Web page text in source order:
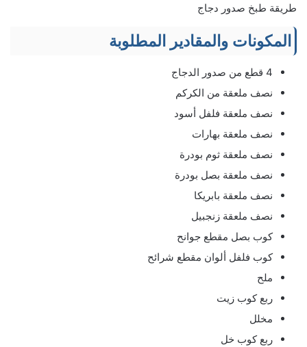
طريقة طبخ صدور دجاج
المكونات والمقادير المطلوبة
4 قطع من صدور الدجاج
نصف ملعقة من الكركم
نصف ملعقة فلفل أسود
نصف ملعقة بهارات
نصف ملعقة ثوم بودرة
نصف ملعقة بصل بودرة
نصف ملعقة بابريكا
نصف ملعقة زنجبيل
كوب بصل مقطع جوانح
كوب فلفل ألوان مقطع شرائح
ملح
ربع كوب زيت
مخلل
ربع كوب خل